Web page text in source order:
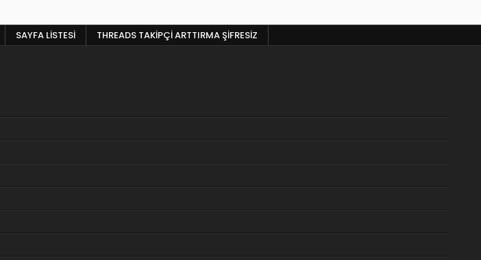
SAYFA LISTESI THREADS TAKIPÇI ARTTIRMA ŞIFRESIZ